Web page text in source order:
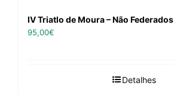
IV Triatlo de Moura – Não Federados
95,00€
Detalhes